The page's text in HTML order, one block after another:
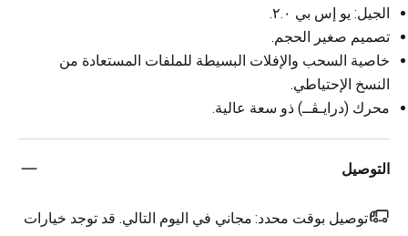
الجيل: يو إس بي ٢.٠.
تصميم صغير الحجم.
خاصية السحب والإفلات البسيطة للملفات المستعادة من
النسخ الإحتياطي.
محرك (درايـڨــ) ذو سعة عالية.
التوصيل
توصيل بوقت محدد: مجاني في اليوم التالي. قد توجد خيارات